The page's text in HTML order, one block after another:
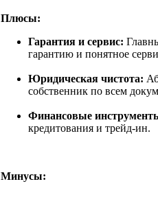
Плюсы:
Гарантия и сервис:
гарантию и понятное
Юридическая чистота:
собственник по всем
Финансовые
кредитования и трейд-ин.
Минусы: